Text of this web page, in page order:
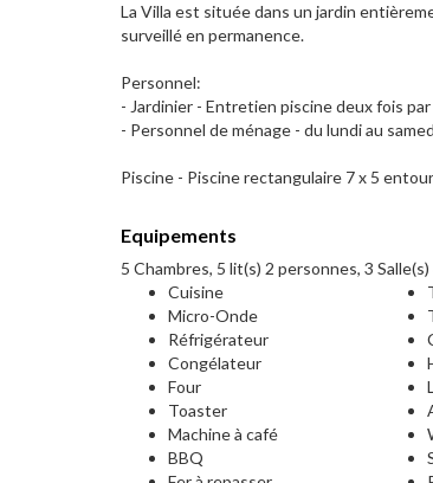
La Villa est située dans un jardin
surveillé en permanence.
Personnel:
- Jardinier - Entretien piscine deux fois
- Personnel de ménage - du lundi au
Piscine - Piscine rectangulaire 7 x 5
Equipements
5 Chambres, 5 lit(s) 2 personnes, 3
Cuisine
Micro-Onde
Réfrigérateur
Congélateur
Four
Toaster
Machine à café
BBQ